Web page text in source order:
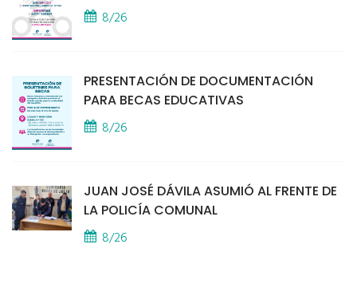
8/26
PRESENTACIÓN DE DOCUMENTACIÓN
PARA BECAS EDUCATIVAS
8/26
JUAN JOSÉ DÁVILA ASUMIÓ AL FRENTE DE
LA POLICÍA COMUNAL
8/26